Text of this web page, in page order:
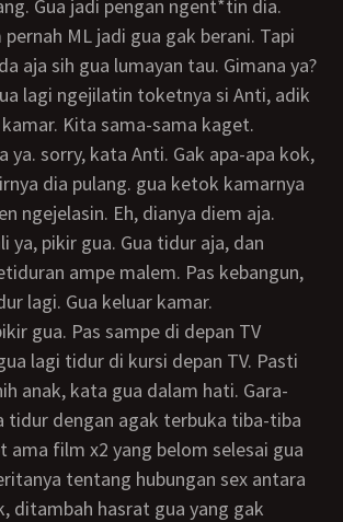
Gua jadi pengan ngent*tin dia.
ML jadi gua gak berani. Tapi
aja sih gua lumayan tau. Gimana ya?
lagi ngejilatin toketnya si Anti, adik
Kita sama-sama kaget.
dia pulang. gua ketok kamarnya
ngejelasin. Eh, dianya diem aja.
ya, pikir gua. Gua tidur aja, dan
ampe malem. Pas kebangun,
lagi. Gua keluar kamar.
lagi tidur di kursi depan TV. Pasti
anak, kata gua dalam hati. Gara-
tidur dengan agak terbuka tiba-tiba
ama film x2 yang belom selesai gua
tentang hubungan sex antara
ditambah hasrat gua yang gak